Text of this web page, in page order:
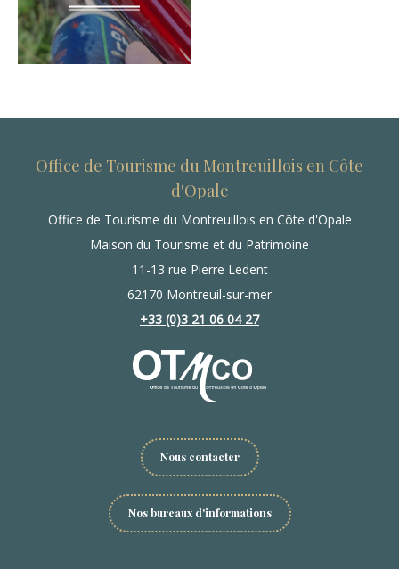
Office de Tourisme du Montreuillois en Côte
d'Opale
Office de Tourisme du Montreuillois en Côte d'Opale
Maison du Tourisme et du Patrimoine
11-13 rue Pierre Ledent
62170 Montreuil-sur-mer
+33 (0)3 21 06 04 27
Nous contacter
Nos bureaux d'informations